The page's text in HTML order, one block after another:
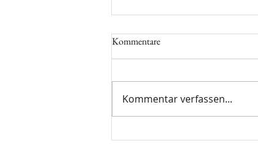
Kommentare
Kommentar verfassen...